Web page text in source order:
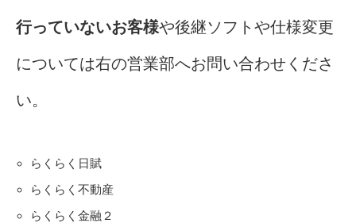
行っていないお客様や後継ソフトや仕様変更
については右の営業部へお問い合わせくださ
い。
らくらく日賦
らくらく不動産
らくらく金融２